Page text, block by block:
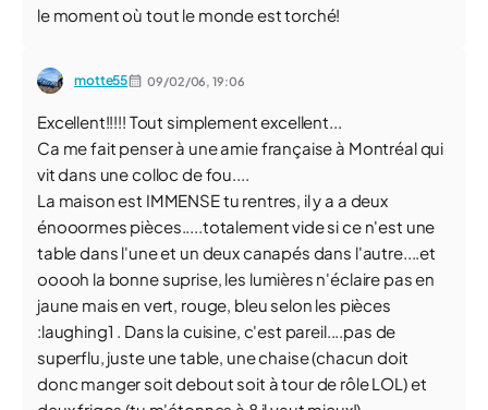
le moment où tout le monde est torché!
motte55 09/02/06,19:06
Excellent!!!!! Tout simplement excellent...
Ca me fait penser à une amie française à Montréal qui
vit dans une colloc de fou....
La maison est IMMENSE tu rentres, il y a a deux
énooormes pièces.....totalement vide si ce n'est une
table dans l'une et un deux canapés dans l'autre....et
ooooh la bonne suprise, les lumières n'éclaire pas en
jaune mais en vert, rouge, bleu selon les pièces
:laughing1 . Dans la cuisine, c'est pareil....pas de
superflu, juste une table, une chaise (chacun doit
donc manger soit debout soit à tour de rôle LOL) et